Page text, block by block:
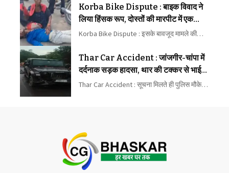
Korba Bike Dispute : बाइक विवाद ने
लिया हिंसक रूप, दोस्तों की मारपीट में एक
घायल
Korba Bike Dispute : इसके बावजूद मामले की…
Thar Car Accident : जांजगीर-चांपा में
दर्दनाक सड़क हादसा, थार की टक्कर से भाई-
बहन की मौत
Thar Car Accident : सूचना मिलते ही पुलिस मौके…